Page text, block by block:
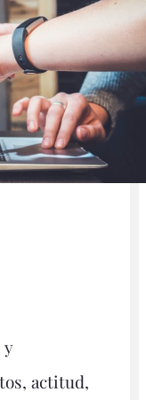
y
actitud,